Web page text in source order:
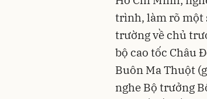
trình, làm rõ một
trường về chủ
bộ cao tốc Châu
Buôn Ma Thuột
nghe Bộ trưởng